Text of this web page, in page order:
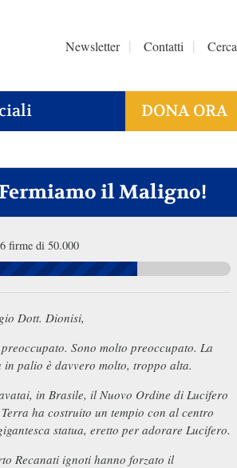
Newsletter Contatti Cerca
DONA ORA
il Maligno!
firme di 50.000
Dott. Dionisi,
Sono molto preoccupato. La
in palio è davvero molto, troppo alta.
in Brasile, il Nuovo Ordine di Lucifero
ha costruito un tempio con al centro
statua, eretto per adorare Lucifero.
Recanati ignoti hanno forzato il